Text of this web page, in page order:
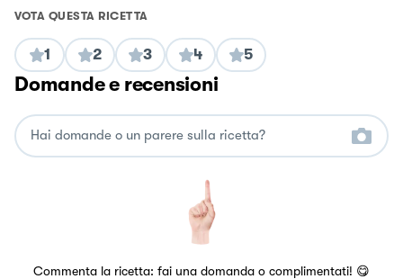
VOTA QUESTA RICETTA
1 2 3 4 5
Domande e recensioni
Commenta la ricetta: fai una domanda o complimentati! 😋